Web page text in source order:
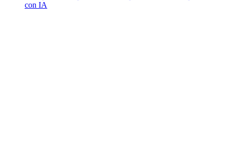
con IA